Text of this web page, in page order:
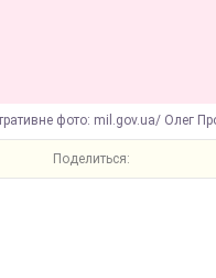
фото: mil.gov.ua/ Олег
Поделиться: